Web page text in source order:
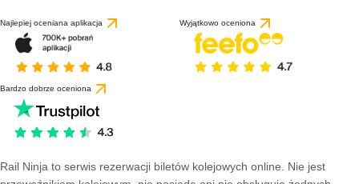
Najlepiej oceniana aplikacja Wyjątkowo oceniona
Bardzo dobrze oceniona
Rail Ninja to serwis rezerwacji biletów kolejowych online. Nie jest